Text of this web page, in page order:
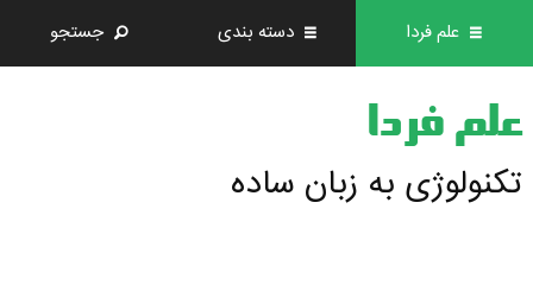
علم فردا دسته بندی جستجو
علم فردا
تکنولوژی به زبان ساده